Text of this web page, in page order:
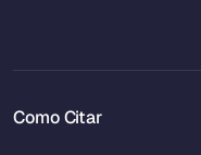
Como Citar